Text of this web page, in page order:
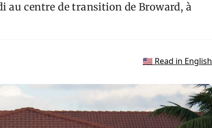
au centre de transition de Broward, à
🇺🇸 Read in English